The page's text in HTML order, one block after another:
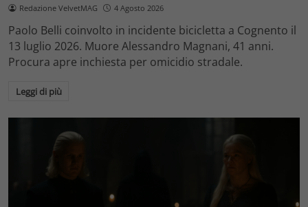
Redazione VelvetMAG 4 Agosto 2026
Paolo Belli coinvolto in incidente bicicletta a Cognento il
13 luglio 2026. Muore Alessandro Magnani, 41 anni.
Procura apre inchiesta per omicidio stradale.
Leggi di più